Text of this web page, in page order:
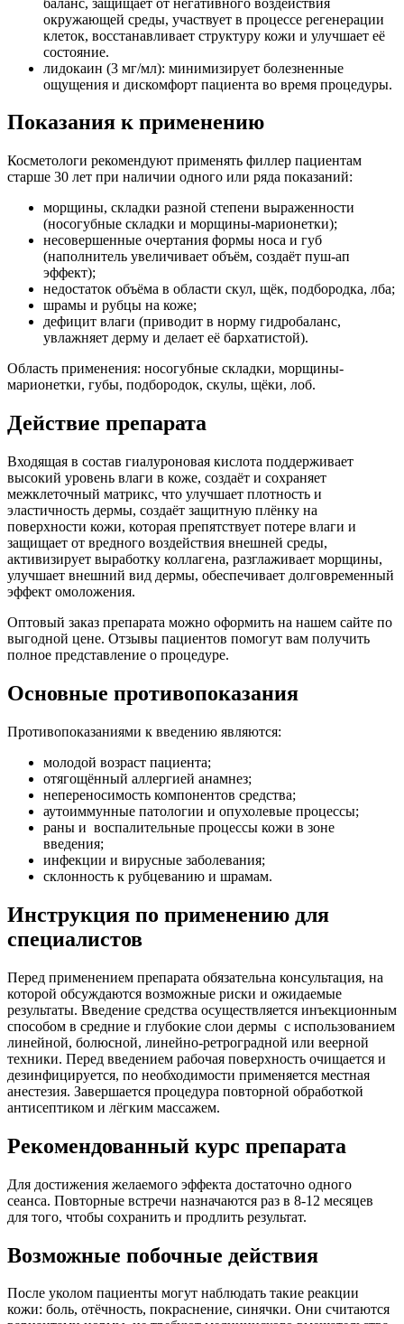
окружающей среды, участвует в процессе регенерации
клеток, восстанавливает структуру кожи и улучшает её
состояние.
лидокаин (3 мг/мл): минимизирует болезненные
ощущения и дискомфорт пациента во время процедуры.
Показания к применению
Косметологи рекомендуют применять филлер пациентам
старше 30 лет при наличии одного или ряда показаний:
морщины, складки разной степени выраженности
(носогубные складки и морщины-марионетки);
несовершенные очертания формы носа и губ
(наполнитель увеличивает объём, создаёт пуш-ап
эффект);
недостаток объёма в области скул, щёк, подбородка, лба;
шрамы и рубцы на коже;
дефицит влаги (приводит в норму гидробаланс,
увлажняет дерму и делает её бархатистой).
Область применения: носогубные складки, морщины-
марионетки, губы, подбородок, скулы, щёки, лоб.
Действие препарата
Входящая в состав гиалуроновая кислота поддерживает
высокий уровень влаги в коже, создаёт и сохраняет
межклеточный матрикс, что улучшает плотность и
эластичность дермы, создаёт защитную плёнку на
поверхности кожи, которая препятствует потере влаги и
защищает от вредного воздействия внешней среды,
активизирует выработку коллагена, разглаживает морщины,
улучшает внешний вид дермы, обеспечивает долговременный
эффект омоложения.
Оптовый заказ препарата можно оформить на нашем сайте по
выгодной цене. Отзывы пациентов помогут вам получить
полное представление о процедуре.
Основные противопоказания
Противопоказаниями к введению являются:
молодой возраст пациента;
отягощённый аллергией анамнез;
непереносимость компонентов средства;
аутоиммунные патологии и опухолевые процессы;
раны и воспалительные процессы кожи в зоне
введения;
инфекции и вирусные заболевания;
склонность к рубцеванию и шрамам.
Инструкция по применению для
специалистов
Перед применением препарата обязательна консультация, на
которой обсуждаются возможные риски и ожидаемые
результаты. Введение средства осуществляется инъекционным
способом в средние и глубокие слои дермы с использованием
линейной, болюсной, линейно-ретроградной или веерной
техники. Перед введением рабочая поверхность очищается и
дезинфицируется, по необходимости применяется местная
анестезия. Завершается процедура повторной обработкой
антисептиком и лёгким массажем.
Рекомендованный курс препарата
Для достижения желаемого эффекта достаточно одного
сеанса. Повторные встречи назначаются раз в 8-12 месяцев
для того, чтобы сохранить и продлить результат.
Возможные побочные действия
После уколом пациенты могут наблюдать такие реакции
кожи: боль, отёчность, покраснение, синячки. Они считаются